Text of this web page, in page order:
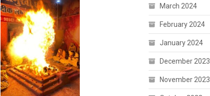
March 2024
February 2024
January 2024
December 2023
November 2023